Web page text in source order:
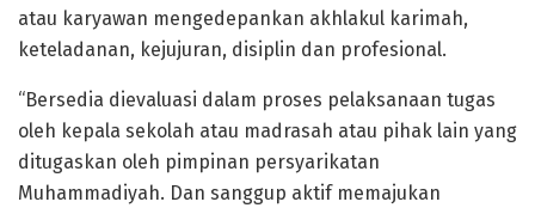
atau karyawan mengedepankan akhlakul karimah,
keteladanan, kejujuran, disiplin dan profesional.
“Bersedia dievaluasi dalam proses pelaksanaan tugas
oleh kepala sekolah atau madrasah atau pihak lain yang
ditugaskan oleh pimpinan persyarikatan
Muhammadiyah. Dan sanggup aktif memajukan